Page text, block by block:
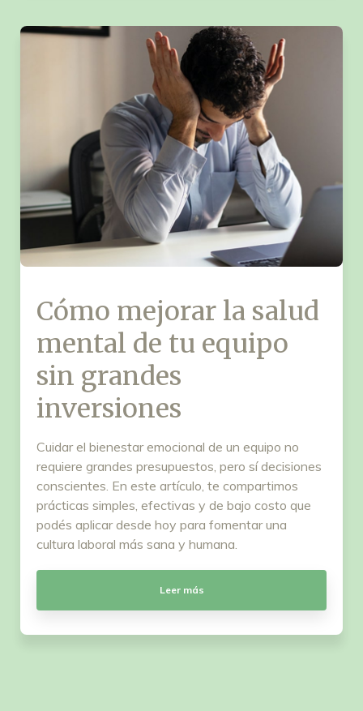
Cómo mejorar la salud
mental de tu equipo
sin grandes
inversiones
Cuidar el bienestar emocional de un equipo no
requiere grandes presupuestos, pero sí decisiones
conscientes. En este artículo, te compartimos
prácticas simples, efectivas y de bajo costo que
podés aplicar desde hoy para fomentar una
cultura laboral más sana y humana.
Leer más